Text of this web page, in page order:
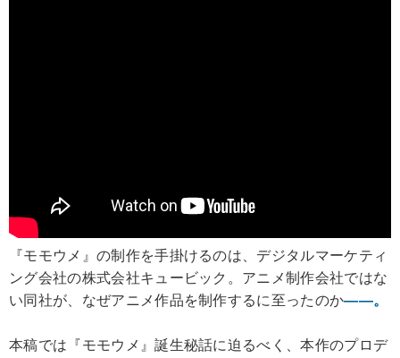
『モモウメ』の制作を手掛けるのは、デジタルマーケティ
ング会社の株式会社キュービック。アニメ制作会社ではな
い同社が、なぜアニメ作品を制作するに至ったのか――。
本稿では『モモウメ』誕生秘話に迫るべく、本作のプロデ